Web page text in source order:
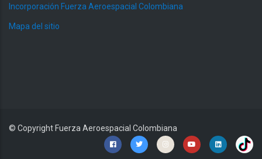
Incorporación Fuerza Aeroespacial Colombiana
Mapa del sitio
© CopyrightFuerza Aeroespacial Colombiana